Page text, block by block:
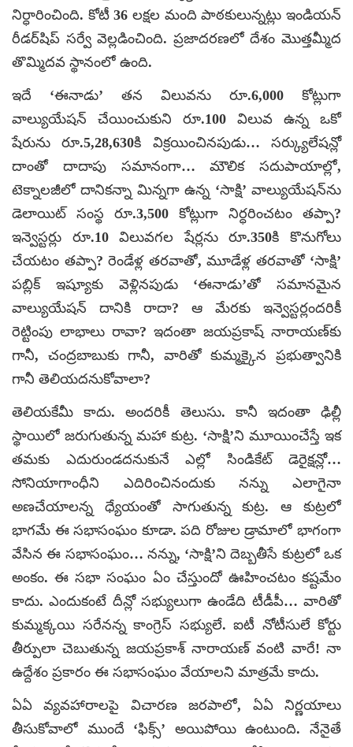
నిర్ధారించింది. కోటీ 36 లక్షల మంది పాఠకులున్నట్లు ఇండియన్
రీడర్‌షిప్ సర్వే వెల్లడించింది. ప్రజాదరణలో దేశం మొత్తమ్మీద
తొమ్మిదవ స్థానంలో ఉంది.
ఇదే ‘ఈనాడు’ తన విలువను రూ.6,000 కోట్లుగా
వాల్యుయేషన్ చేయించుకుని రూ.100 విలువ ఉన్న ఒకో
షేరును రూ.5,28,630కి విక్రయించినపుడు… సర్క్యులేషన్లో
దాంతో దాదాపు సమానంగా… మౌలిక సదుపాయాల్లో,
టెక్నాలజీలో దానికన్నా మిన్నగా ఉన్న ‘సాక్షి’ వాల్యుయేషన్‌ను
డెలాయిట్ సంస్థ రూ.3,500 కోట్లుగా నిర్ధరించటం తప్పా?
ఇన్వెస్టర్లు రూ.10 విలువగల షేర్లను రూ.350కి కొనుగోలు
చేయటం తప్పా? రెండేళ్ల తరవాతో, మూడేళ్ల తరవాతో ‘సాక్షి’
పబ్లిక్ ఇష్యూకు వెళ్లినపుడు ‘ఈనాడు’తో సమానమైన
వాల్యుయేషన్ దానికి రాదా? ఆ మేరకు ఇన్వెస్టర్లందరికీ
రెట్టింపు లాభాలు రావా? ఇదంతా జయప్రకాష్ నారాయణ్‌కు
గానీ, చంద్రబాబుకు గానీ, వారితో కుమ్మక్కైన ప్రభుత్వానికి
గానీ తెలియదనుకోవాలా?
తెలియకేమీ కాదు. అందరికీ తెలుసు. కానీ ఇదంతా ఢిల్లీ
స్థాయిలో జరుగుతున్న మహా కుట్ర. ‘సాక్షి’ని మూయించేస్తే ఇక
తమకు ఎదురుండదనుకునే ఎల్లో సిండికేట్ డెరైక్షన్లో…
సోనియాగాంధీని ఎదిరించినందుకు నన్ను ఎలాగైనా
అణచేయాలన్న ధ్యేయంతో సాగుతున్న కుట్ర. ఆ కుట్రలో
భాగమే ఈ సభాసంఘం కూడా. పది రోజుల డ్రామాలో భాగంగా
వేసిన ఈ సభాసంఘం… నన్ను, ‘సాక్షి’ని దెబ్బతీసే కుట్రలో ఒక
అంకం. ఈ సభా సంఘం ఏం చేస్తుందో ఊహించటం కష్టమేం
కాదు. ఎందుకంటే దీన్లో సభ్యులుగా ఉండేది టీడీపీ… వారితో
కుమ్మక్కయి సరేనన్న కాంగ్రెస్ సభ్యులే. ఐటీ నోటీసులే కోర్టు
తీర్పులా చెబుతున్న జయప్రకాశ్ నారాయణ్ వంటి వారే! నా
ఉద్దేశం ప్రకారం ఈ సభాసంఘం వేయాలని మాత్రమే కాదు.
ఏఏ వ్యవహారాలపై విచారణ జరపాలో, ఏఏ నిర్ణయాలు
తీసుకోవాలో ముందే ‘ఫిక్స్’ అయిపోయి ఉంటుంది. నేనైతే